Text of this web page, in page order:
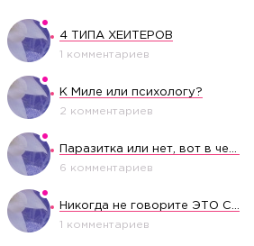
4 ТИПА ХЕЙТЕРОВ
1 комментариев
К Миле или психологу?
2 комментариев
6 комментариев
1 комментариев